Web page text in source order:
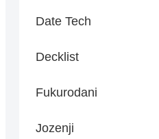
Date Tech
Decklist
Fukurodani
Jozenji